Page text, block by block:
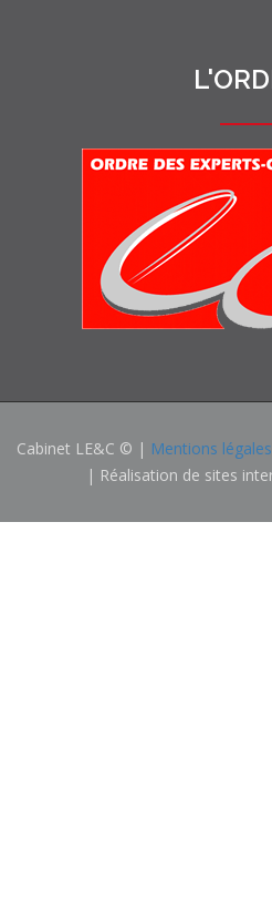
Cabinet LE&C © | Mentions légales
| Réalisation de sites